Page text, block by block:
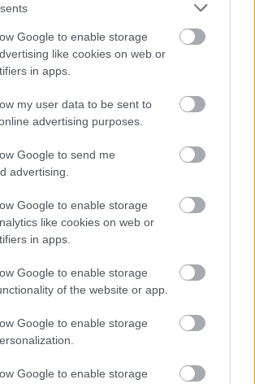
Google to enable storage
like cookies on web or
in apps.
my user data to be sent to
advertising purposes.
Google to send me
advertising.
Google to enable storage
like cookies on web or
in apps.
Google to enable storage
of the website or app.
Google to enable storage
Google to enable storage
Például Robert
Dichterliebecímű dalciklusát.
a Zeneakadémián
szimfóniatételt kellett
írtam egyet Viski János igényei
másodikat a saját kedvemre. A
Szervánszky Endre és
is jelen volt, fiatal zeneszerzők,
megírt tételt nagy figyelemmel
Parlando és giusto című
zeneszerzői díjjal
Ez a darab volt a
?
az1. Divertimentó
a diplomát. Amikor